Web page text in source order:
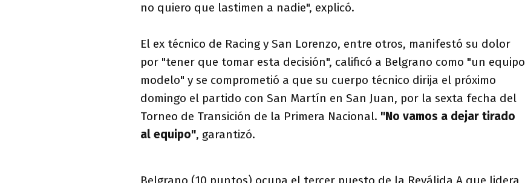
no quiero que lastimen a nadie", explicó.
El ex técnico de Racing y San Lorenzo, entre otros, manifestó su dolor
por "tener que tomar esta decisión", calificó a Belgrano como "un equipo
modelo" y se comprometió a que su cuerpo técnico dirija el próximo
domingo el partido con San Martín en San Juan, por la sexta fecha del
Torneo de Transición de la Primera Nacional. "No vamos a dejar tirado
al equipo", garantizó.